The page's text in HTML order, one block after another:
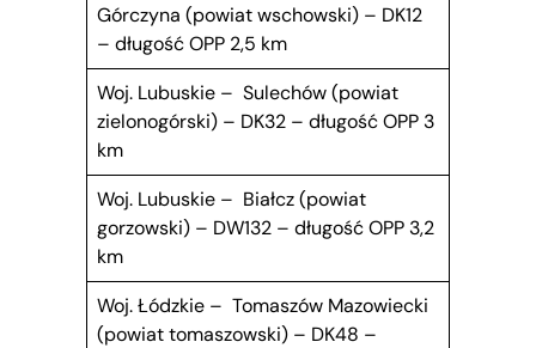
Górczyna (powiat wschowski) – DK12
– długość OPP 2,5 km
Woj. Lubuskie – Sulechów (powiat
zielonogórski) – DK32 – długość OPP 3
km
Woj. Lubuskie – Białcz (powiat
gorzowski) – DW132 – długość OPP 3,2
km
Woj. Łódzkie – Tomaszów Mazowiecki
(powiat tomaszowski) – DK48 –